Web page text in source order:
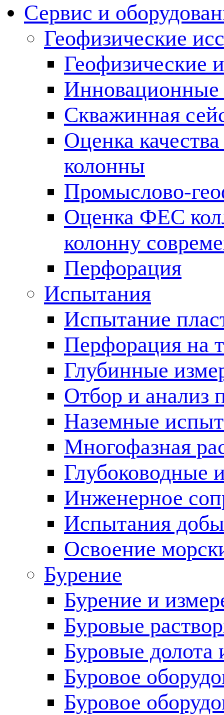
Сервис и
Геофизические
Геофизические
Инновационные
Скважинная
Оценка
колонны
Промыслово-
Оценка ФЕС
колонну
Перфорация
Испытания
Испытание
Перфорация на
Глубинные
Отбор и анализ
Наземные
Многофазная
Глубоководные
Инженерное
Испытания
Освоение
Бурение
Бурение и
Буровые
Буровые долота
Буровое
Буровое